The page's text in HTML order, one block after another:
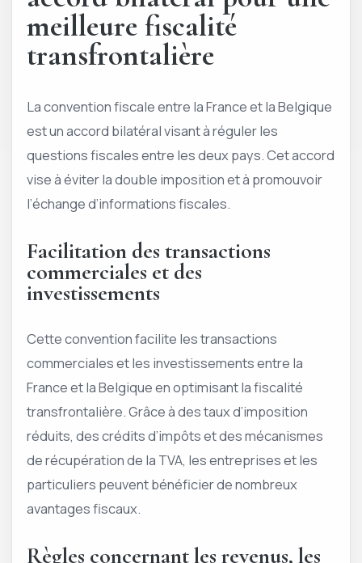
meilleure fiscalité
transfrontalière
La convention fiscale entre la France et la Belgique
est un accord bilatéral visant à réguler les
questions fiscales entre les deux pays. Cet accord
vise à éviter la double imposition et à promouvoir
l’échange d’informations fiscales.
Facilitation des transactions
commerciales et des
investissements
Cette convention facilite les transactions
commerciales et les investissements entre la
France et la Belgique en optimisant la fiscalité
transfrontalière. Grâce à des taux d’imposition
réduits, des crédits d’impôts et des mécanismes
de récupération de la TVA, les entreprises et les
particuliers peuvent bénéficier de nombreux
avantages fiscaux.
Règles concernant les revenus, les